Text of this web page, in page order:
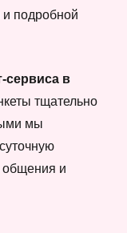
подробной
сервиса в
тщательно
мы
общения и